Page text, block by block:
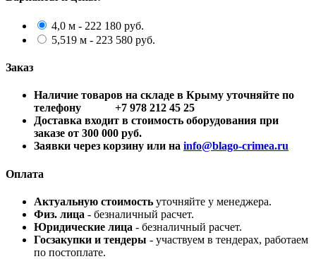
4,0 м - 222 180 руб.
5,519 м - 223 580 руб.
Заказ
Наличие товаров на складе в Крыму уточняйте по
телефону +7 978 212 45 25
Доставка входит в стоимость оборудования при
заказе от 300 000 руб.
Заявки через корзину или на info@blago-crimea.ru
Оплата
Актуальную стоимость уточняйте у менеджера.
Физ. лица - безналичный расчет.
Юридические лица - безналичный расчет.
Госзакупки и тендеры - участвуем в тендерах, работаем
по постоплате.